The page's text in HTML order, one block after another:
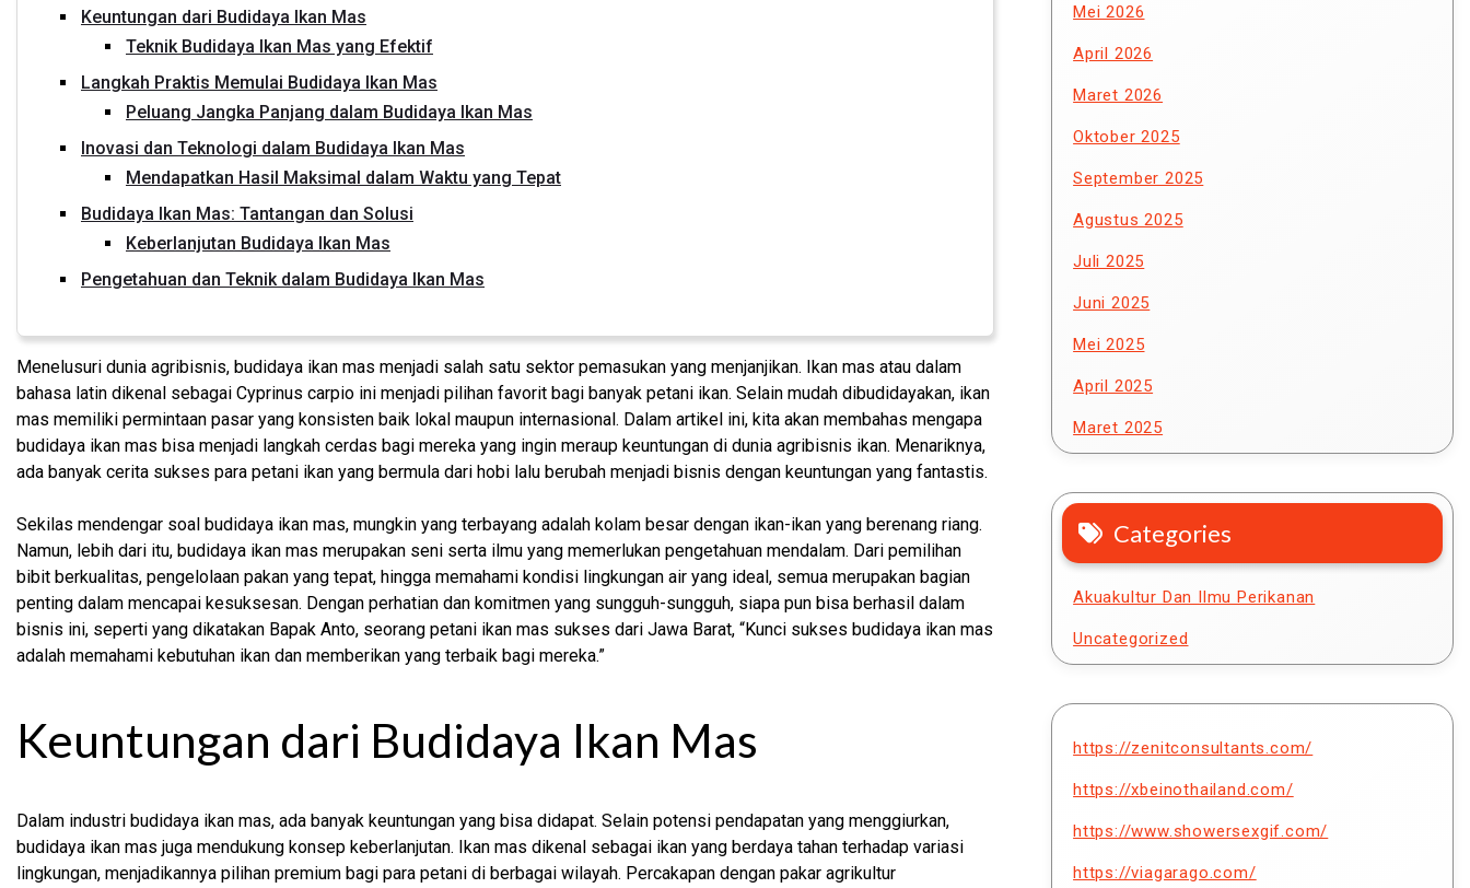
Keuntungan dari Budidaya Ikan Mas
Teknik Budidaya Ikan Mas yang Efektif
Langkah Praktis Memulai Budidaya Ikan Mas
Peluang Jangka Panjang dalam Budidaya Ikan Mas
Inovasi dan Teknologi dalam Budidaya Ikan Mas
Mendapatkan Hasil Maksimal dalam Waktu yang Tepat
Budidaya Ikan Mas: Tantangan dan Solusi
Keberlanjutan Budidaya Ikan Mas
Pengetahuan dan Teknik dalam Budidaya Ikan Mas
Menelusuri dunia agribisnis, budidaya ikan mas menjadi salah satu sektor pemasukan yang menjanjikan. Ikan mas atau dalam
bahasa latin dikenal sebagai Cyprinus carpio ini menjadi pilihan favorit bagi banyak petani ikan. Selain mudah dibudidayakan, ikan
mas memiliki permintaan pasar yang konsisten baik lokal maupun internasional. Dalam artikel ini, kita akan membahas mengapa
budidaya ikan mas bisa menjadi langkah cerdas bagi mereka yang ingin meraup keuntungan di dunia agribisnis ikan. Menariknya,
ada banyak cerita sukses para petani ikan yang bermula dari hobi lalu berubah menjadi bisnis dengan keuntungan yang fantastis.
Sekilas mendengar soal budidaya ikan mas, mungkin yang terbayang adalah kolam besar dengan ikan-ikan yang berenang riang.
Namun, lebih dari itu, budidaya ikan mas merupakan seni serta ilmu yang memerlukan pengetahuan mendalam. Dari pemilihan
bibit berkualitas, pengelolaan pakan yang tepat, hingga memahami kondisi lingkungan air yang ideal, semua merupakan bagian
penting dalam mencapai kesuksesan. Dengan perhatian dan komitmen yang sungguh-sungguh, siapa pun bisa berhasil dalam
bisnis ini, seperti yang dikatakan Bapak Anto, seorang petani ikan mas sukses dari Jawa Barat, “Kunci sukses budidaya ikan mas
adalah memahami kebutuhan ikan dan memberikan yang terbaik bagi mereka.”
Keuntungan dari Budidaya Ikan Mas
Dalam industri budidaya ikan mas, ada banyak keuntungan yang bisa didapat. Selain potensi pendapatan yang menggiurkan,
budidaya ikan mas juga mendukung konsep keberlanjutan. Ikan mas dikenal sebagai ikan yang berdaya tahan terhadap variasi
lingkungan, menjadikannya pilihan premium bagi para petani di berbagai wilayah. Percakapan dengan pakar agrikultur
Mei 2026
April 2026
Maret 2026
Oktober 2025
September 2025
Agustus 2025
Juli 2025
Juni 2025
Mei 2025
April 2025
Maret 2025
Categories
Akuakultur Dan Ilmu Perikanan
Uncategorized
https://zenitconsultants.com/
https://xbeinothailand.com/
https://www.showersexgif.com/
https://viagarago.com/